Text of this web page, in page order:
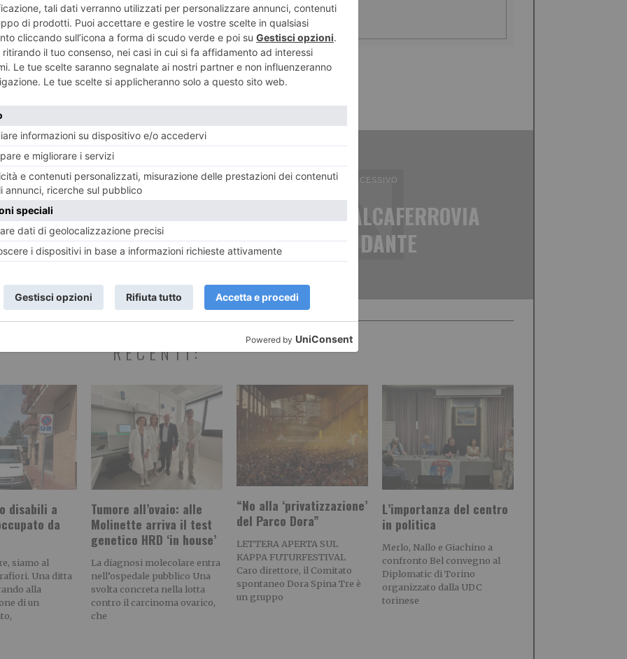
ARTICOLO SUCCESSIVO
LAVORI SUL CAVALCAFERROVIA
DI CORSO DANTE
RECENTI:
disabili a
da
siamo al
Una ditta
alla
di un
Tumore all’ovaio: alle
Molinette arriva il test
genetico HRD ‘in house’
La diagnosi molecolare entra
nell’ospedale pubblico Una
svolta concreta nella lotta
contro il carcinoma ovarico,
che
“No alla ‘privatizzazione’
del Parco Dora”
LETTERA APERTA SUL
KAPPA FUTURFESTIVAL
Caro direttore, il Comitato
spontaneo Dora Spina Tre è
un gruppo
L’importanza del centro
in politica
Merlo, Nallo e Giachino a
confronto Bel convegno al
Diplomatic di Torino
organizzato dalla UDC
torinese